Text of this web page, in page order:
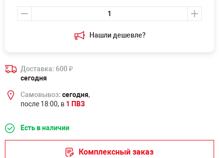
Нашли дешевле?
Доставка: 600₽
сегодня
Самовывоз: сегодня,
после 18:00, в 1 ПВЗ
Есть в наличии
Комплексный заказ